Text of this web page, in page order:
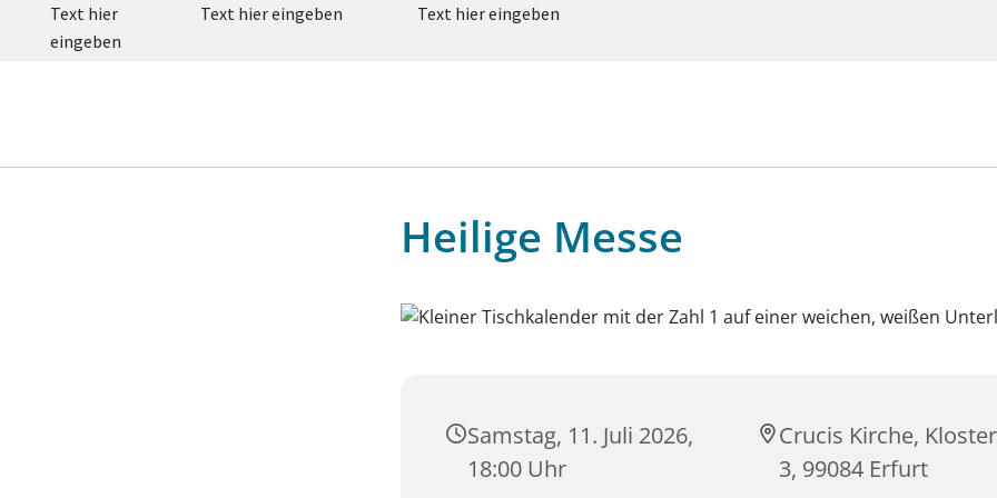
Text hier
eingeben
Text hier eingeben Text hier eingeben
Heilige Messe
Samstag, 11. Juli 2026,
18:00 Uhr
Crucis Kirche,
3, 99084 Erfurt